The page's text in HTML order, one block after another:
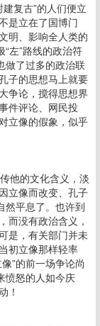
复古”的人们便立
是立在了国博门
明、影响全人类的
左”路线的政治符
做了过多的政治联
子的思想马上就要
争论，搅得思想界
件评论、网民投
立像的假象，似乎
他的文化含义，淡
立像而改变、孔子
然平息了。也许到
而没有政治含义，
是，有关部门并未
初立像那样轻率
”的前一场争论尚
愤怒的人如今庆
！